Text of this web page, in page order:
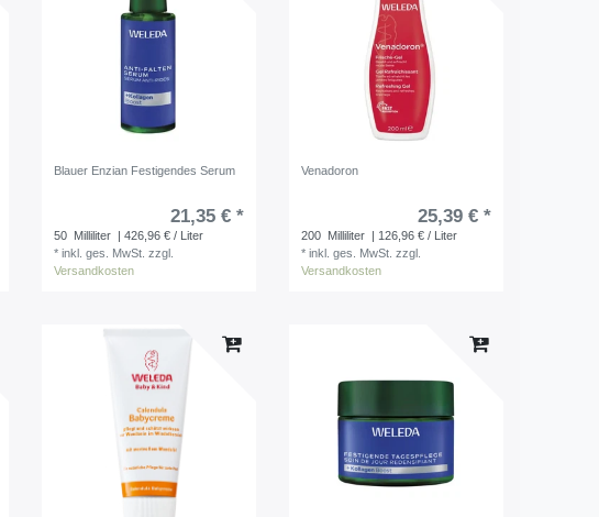
Blauer Enzian Festigendes Serum
21,35 € *
50 Milliliter | 426,96 € / Liter
*inkl. ges. MwSt. zzgl.
Versandkosten
Venadoron
25,39 € *
200 Milliliter | 126,96 € / Liter
*inkl. ges. MwSt. zzgl.
Versandkosten